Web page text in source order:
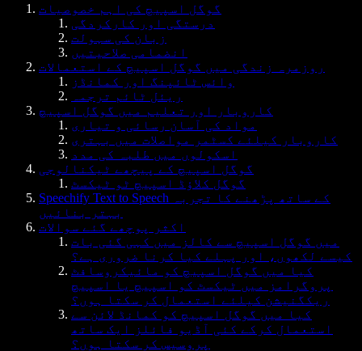
گوگل اسپیچ کی اہم خصوصیات
درستگی اور کارکردگی
زبان کی سہولت
انضمامی صلاحیتیں
روزمرہ زندگی میں گوگل اسپیچ کے استعمالات
وائس ٹائپنگ اور کمانڈز
ریئل ٹائم ترجمہ
کاروبار اور تعلیم میں گوگل اسپیچ
مواد کی آسان رسائی و تیاری
کاروبار کیلئے کسٹمر مواصلات میں بہتری
اسکولوں میں طلبہ کی مدد
گوگل اسپیچ کے پیچھے ٹیکنالوجی
گوگل کلاؤڈ اسپیچ ٹو ٹیکسٹ
Speechify Text to Speech کے ساتھ پڑھنے کا تجربہ
بہتر بنائیں
اکثر پوچھے گئے سوالات
میں گوگل اسپیچ سے کالز میں کہی گئی بات
کیسے لکھوں، اور پہلے کیا کرنا ضروری ہے؟
کیا میں گوگل اسپیچ کو مائیکروسافٹ
پروگرامز میں ٹیکسٹ کو اسپیچ یا اسپیچ
ریکگنیشن کیلئے استعمال کر سکتا ہوں؟
کیا میں گوگل اسپیچ کو کمانڈ لائن سے
استعمال کرکے کئی آڈیو فائلز ایک ساتھ
پروسیس کر سکتا ہوں؟